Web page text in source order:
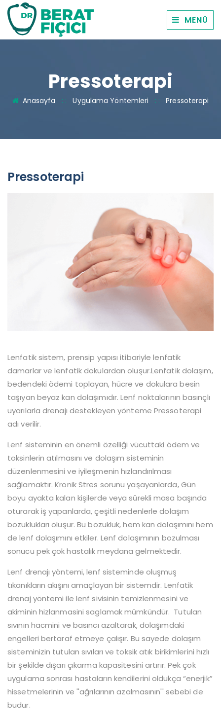
MENÜ
Pressoterapi
Anasayfa : : Uygulama Yöntemleri : : Pressoterapi
Pressoterapi
Lenfatik sistem, prensip yapısı itibariyle lenfatik
damarlar ve lenfatik dokulardan oluşur.Lenfatik dolaşım,
bedendeki ödemi toplayan, hücre ve dokulara besin
taşıyan beyaz kan dolaşımıdır. Lenf noktalarının basınçlı
uyarılarla drenajı destekleyen yönteme Pressoterapi
adı verilir.
Lenf sisteminin en önemli özelliği vücuttaki ödem ve
toksinlerin atılmasını ve dolaşım sisteminin
düzenlenmesini ve iyileşmenin hızlandırılması
sağlamaktır. Kronik Stres sorunu yaşayanlarda, Gün
boyu ayakta kalan kişilerde veya sürekli masa başında
oturarak iş yapanlarda, çeşitli nedenlerle dolaşım
bozuklukları oluşur. Bu bozukluk, hem kan dolaşımını hem
de lenf dolaşımını etkiler. Lenf dolaşımının bozulması
sonucu pek çok hastalık meydana gelmektedir.
Lenf drenajı yöntemi, lenf sisteminde oluşmuş
tıkanıkların akışını amaçlayan bir sistemdir. Lenfatik
drenaj yöntemi ile lenf sivisinin temizlenmesini ve
akiminin hizlanmasini saglamak mümkündür. Tutulan
sıvının hacmini ve basıncı azaltarak, dolaşımdaki
engelleri bertaraf etmeye çalışır. Bu sayede dolaşım
sisteminizin tutulan sıvıları ve toksik atık birikimlerini hızlı
bir şekilde dışarı çıkarma kapasitesini artırır. Pek çok
uygulama sonrası hastaların kendilerini oldukça “enerjik”
hissetmelerinin ve ''ağrılarının azalmasının'' sebebi de
budur.